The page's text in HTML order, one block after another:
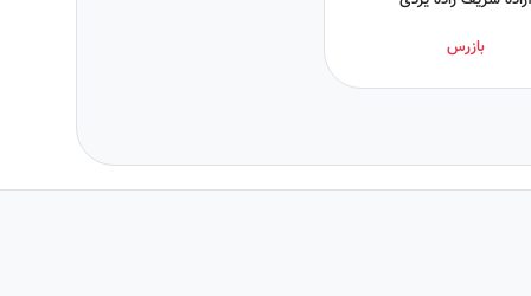
بازرس